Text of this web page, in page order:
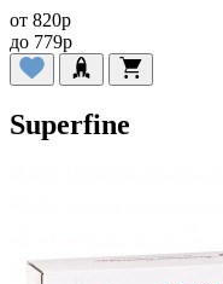
от 820p
до 779p
Superfine